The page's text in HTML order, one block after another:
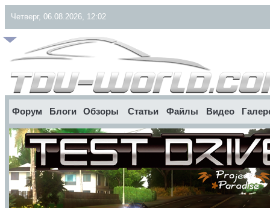
Четверг, 06.08.2026, 12:02
Форум Блоги Обзоры Статьи Файлы Видео